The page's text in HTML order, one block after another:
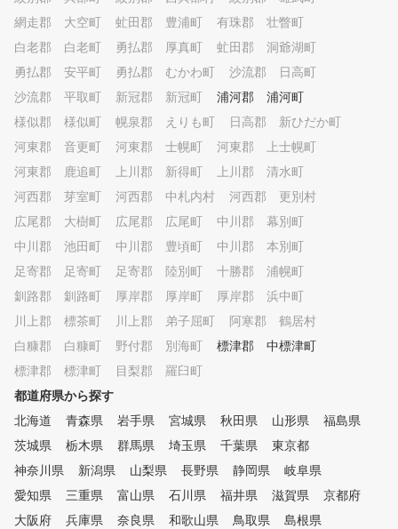
網走郡 大空町
虻田郡 豊浦町
有珠郡 壮瞥町
白老郡 白老町
勇払郡 厚真町
虻田郡 洞爺湖町
勇払郡 安平町
勇払郡 むかわ町
沙流郡 日高町
沙流郡 平取町
新冠郡 新冠町
浦河郡 浦河町
様似郡 様似町
幌泉郡 えりも町
日高郡 新ひだか町
河東郡 音更町
河東郡 士幌町
河東郡 上士幌町
河東郡 鹿追町
上川郡 新得町
上川郡 清水町
河西郡 芽室町
河西郡 中札内村
河西郡 更別村
広尾郡 大樹町
広尾郡 広尾町
中川郡 幕別町
中川郡 池田町
中川郡 豊頃町
中川郡 本別町
足寄郡 足寄町
足寄郡 陸別町
十勝郡 浦幌町
釧路郡 釧路町
厚岸郡 厚岸町
厚岸郡 浜中町
川上郡 標茶町
川上郡 弟子屈町
阿寒郡 鶴居村
白糠郡 白糠町
野付郡 別海町
標津郡 中標津町
標津郡 標津町
目梨郡 羅臼町
都道府県から探す
北海道
青森県 岩手県 宮城県 秋田県 山形県
福島県
茨城県
栃木県 群馬県 埼玉県 千葉県
東京都
神奈川県
新潟県 山梨県 長野県 静岡県
岐阜県
愛知県
三重県 富山県 石川県 福井県 滋賀県
京都府
大阪府
兵庫県 奈良県 和歌山県 鳥取県
島根県